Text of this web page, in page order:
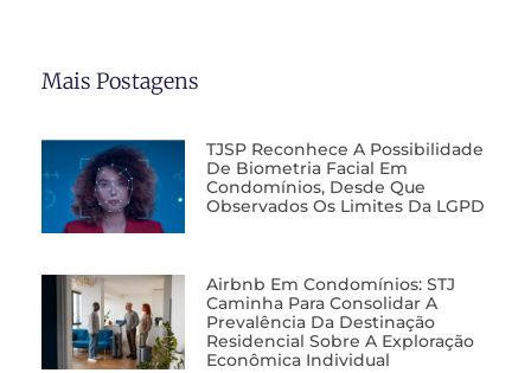
Mais Postagens
TJSP Reconhece A Possibilidade
De Biometria Facial Em
Condomínios, Desde Que
Observados Os Limites Da LGPD
Airbnb Em Condomínios: STJ
Caminha Para Consolidar A
Prevalência Da Destinação
Residencial Sobre A Exploração
Econômica Individual